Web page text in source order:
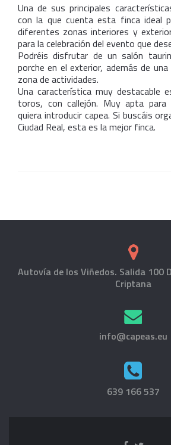
Una de sus principales
con la que cuenta esta finca ideal
diferentes zonas interiores y
para la celebración del evento que
Podréis disfrutar de un salón
porche en el exterior, además de
zona de actividades.
Una característica muy destacable
toros, con callejón. Muy apta
quiera introducir capea. Si buscáis
Ciudad Real, esta es la mejor finca.
Autovía de los Viñedos. Salida 100
Criptana
info@capeas.eu
639 166 537